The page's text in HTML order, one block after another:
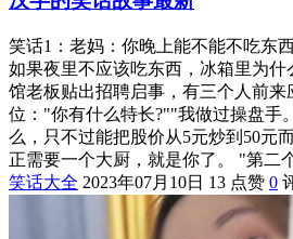
笑话1：老妈：你晚上能不能不吃东
如果夜里不应该吃东西，冰箱里为什
馆老板贴出招聘启事，有三个人前来
位："你有什么特长?""我做过操盘手
么，只不过能把股价从5元炒到50元
正需要一个大厨，就是你了。 "第二
笑话大全 2023年07月10日 13 点赞 0